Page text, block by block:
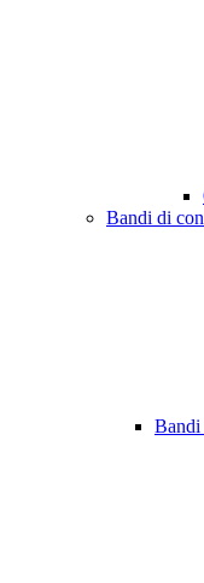
Bandi di
Bandi